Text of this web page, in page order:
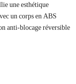
une esthétique
un corps en ABS
anti-blocage réversible